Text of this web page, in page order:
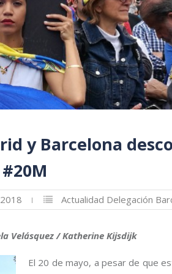
y Barcelona
Actualidad Delegación
Velásquez / Katherine Kijsdijk
El 20 de mayo, a pesar de que